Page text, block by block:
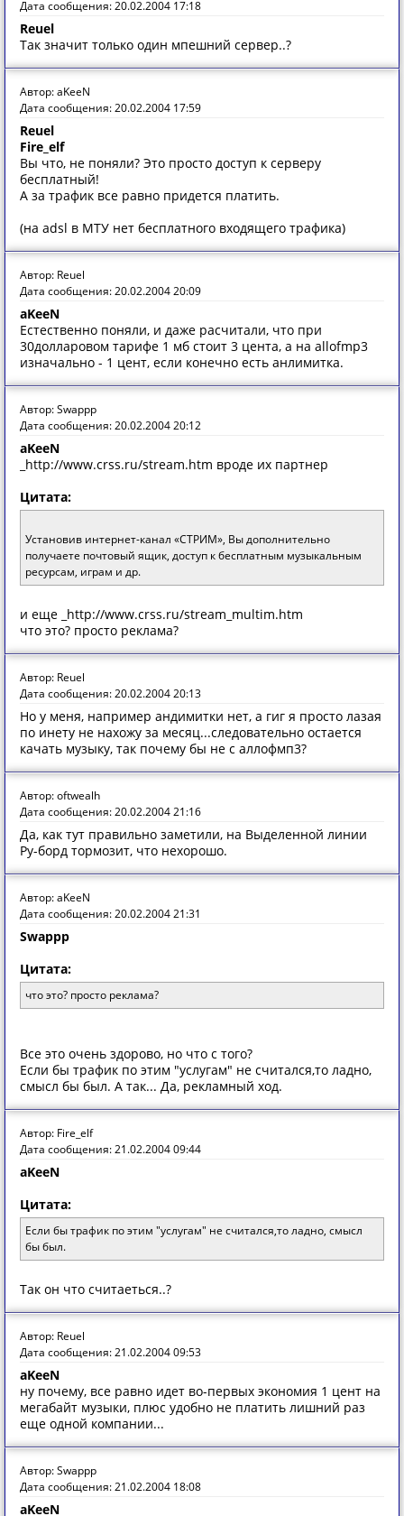
Дата сообщения: 20.02.2004 17:18
Reuel
Так значит только один мпешний сервер..?
Автор: aKeeN
Дата сообщения: 20.02.2004 17:59
Reuel
Fire_elf
Вы что, не поняли? Это просто доступ к серверу
бесплатный!
А за трафик все равно придется платить.
(на adsl в МТУ нет бесплатного входящего трафика)
Автор: Reuel
Дата сообщения: 20.02.2004 20:09
aKeeN
Естественно поняли, и даже расчитали, что при
30долларовом тарифе 1 мб стоит 3 цента, а на allofmp3
изначально - 1 цент, если конечно есть анлимитка.
Автор: Swappp
Дата сообщения: 20.02.2004 20:12
aKeeN
_http://www.crss.ru/stream.htm вроде их партнер
Цитата:
Установив интернет-канал «СТРИМ», Вы дополнительно
получаете почтовый ящик, доступ к бесплатным музыкальным
ресурсам, играм и др.
и еще _http://www.crss.ru/stream_multim.htm
что это? просто реклама?
Автор: Reuel
Дата сообщения: 20.02.2004 20:13
Но у меня, например андимитки нет, а гиг я просто лазая
по инету не нахожу за месяц...следовательно остается
качать музыку, так почему бы не с аллофмп3?
Автор: oftwealh
Дата сообщения: 20.02.2004 21:16
Да, как тут правильно заметили, на Выделенной линии
Ру-борд тормозит, что нехорошо.
Автор: aKeeN
Дата сообщения: 20.02.2004 21:31
Swappp
Цитата:
что это? просто реклама?
Все это очень здорово, но что с того?
Если бы трафик по этим "услугам" не считался,то ладно,
смысл бы был. А так... Да, рекламный ход.
Автор: Fire_elf
Дата сообщения: 21.02.2004 09:44
aKeeN
Цитата:
Если бы трафик по этим "услугам" не считался,то ладно, смысл
бы был.
Так он что считаеться..?
Автор: Reuel
Дата сообщения: 21.02.2004 09:53
aKeeN
ну почему, все равно идет во-первых экономия 1 цент на
мегабайт музыки, плюс удобно не платить лишний раз
еще одной компании...
Автор: Swappp
Дата сообщения: 21.02.2004 18:08
aKeeN